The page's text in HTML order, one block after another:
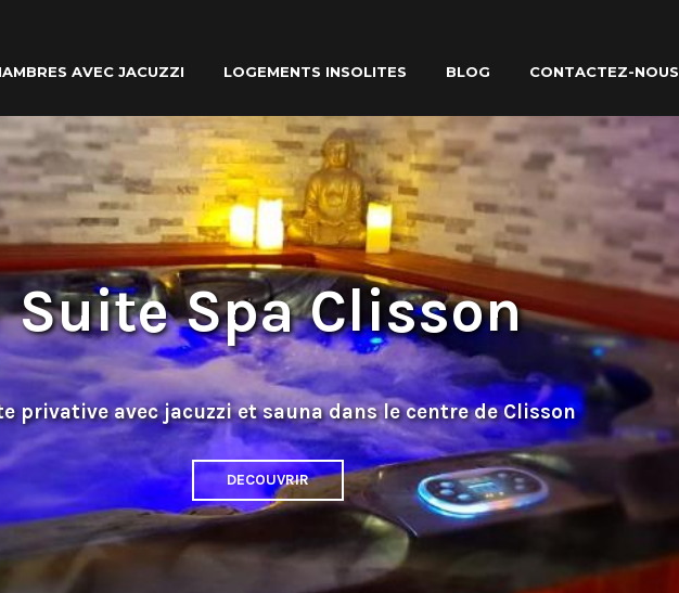
AVEC JACUZZI LOGEMENTS INSOLITES BLOG CONTACTEZ-NOUS
Suite Spa Clisson
DECOUVRIR
privative avec jacuzzi et sauna dans le centre de Clisson